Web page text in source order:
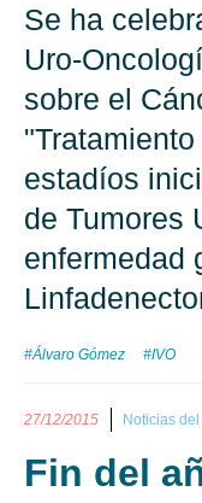
Se ha
Uro-
sobre el
estadíos
de Tumores
enfermedad
#Álvaro Gómez #IVO
27/12/2015 Noticias
Fin del